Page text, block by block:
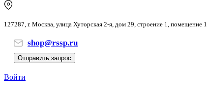
127287, г. Москва, улица Хуторская 2-я, дом 29, строение 1, помещение
shop@rssp.ru
Отправить запрос
Войти